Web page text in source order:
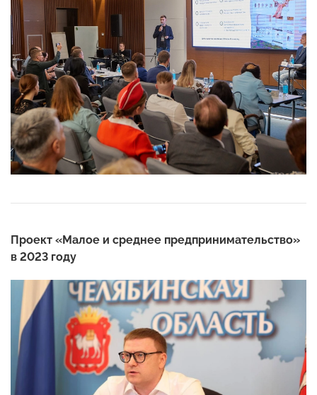
Проект «Малое и среднее предпринимательство»
в 2023 году